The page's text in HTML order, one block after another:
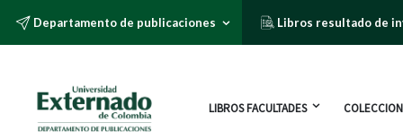
Departamento de publicaciones Libros resultado de
LIBROS FACULTADES